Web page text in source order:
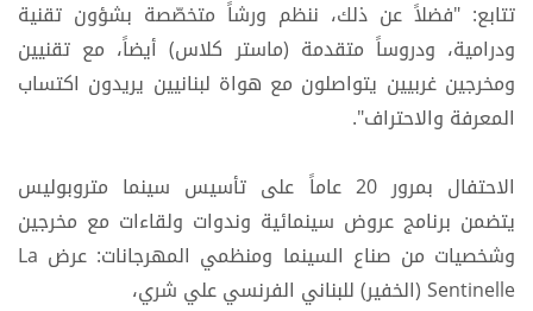
تتابع: "فضلاً عن ذلك، ننظم ورشاً متخصّصة بشؤون تقنية
ودرامية، ودروساً متقدمة (ماستر كلاس) أيضاً، مع تقنيين
ومخرجين غربيين يتواصلون مع هواة لبنانيين يريدون اكتساب
المعرفة والاحتراف".
الاحتفال بمرور 20 عاماً على تأسيس سينما متروبوليس
يتضمن برنامج عروض سينمائية وندوات ولقاءات مع مخرجين
وشخصيات من صناع السينما ومنظمي المهرجانات: عرض La
Sentinelle (الخفير) للبناني الفرنسي علي شري،